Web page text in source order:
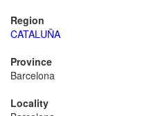
Region
CATALUÑA
Province
Barcelona
Locality